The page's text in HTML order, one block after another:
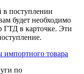
в поступлении
будет необходимо
ГТД в карточке. Эти
по